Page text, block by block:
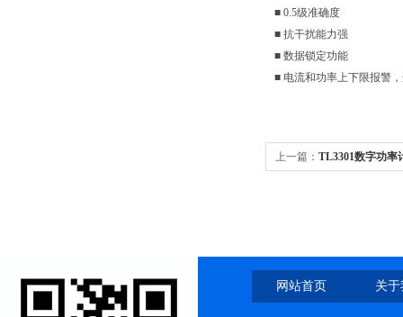
■ 0.5级准确度
■ 抗干扰能力强
■ 数据锁定功能
■ 电流和功率上下限报警
上一篇： TL3301数字功率
网站首页 关